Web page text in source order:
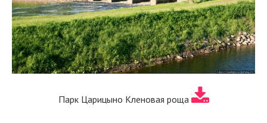
Парк Царицыно Кленовая роща